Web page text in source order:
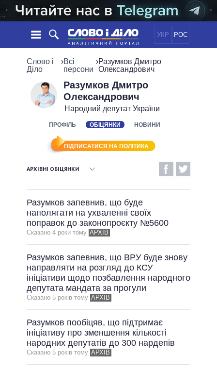
УКР РОС
НОВИНИ
СТРІЧКА
ПОДІЇ
ДУМКИ
ОГЛЯДИ
ДАЙДЖЕСТИ
ПОЛІТИКА
ЕКОНОМІКА
СУСПІЛЬСТВО
СВІТ
ОБIЦЯНКИ
ПОЛIТИКИ
УСІ ПОЛІТИКИ
ПРЕЗИДЕНТ І ОФІС
ВЕРХОВНА РАДА
КАБІНЕТ МІНІСТРІВ
ВСІ ПЕРСОНИ
ІНФОГРАФІКА
ВІДЕО
ПІДТРИМАТИ
ПОРІВНЯННЯ ПОЛІТИКІВ
Слово і
Діло
›Всі
персони
›Разумков Дмитро
Олександрович
Разумков Дмитро
Олександрович
Народний депутат України
ПРОФІЛЬ ОБІЦЯНКИ НОВИНИ
ПІДПИСАТИСЯ НА ПОЛІТИКА
АРХІВНІ ОБІЦЯНКИ
НЕВИКОНАНІ ОБІЦЯНКИ
ОБІЦЯНКИ У ПРОЦЕСІ
ВСІ ОБІЦЯНКИ
АРХІВНІ ОБІЦЯНКИ
Разумков запевнив, що буде
наполягати на ухваленні своїх
поправок до законопроєкту №5600
Сказано 4 роки тому АРХІВ
Разумков запевнив, що ВРУ буде знову
направляти на розгляд до КСУ
ініціативи щодо позбавлення народного
депутата мандата за прогули
Сказано 5 рокiв тому АРХІВ
Разумков пообіцяв, що підтримає
ініціативу про зменшення кількості
народних депутатів до 300 нардепів
Сказано 5 рокiв тому АРХІВ